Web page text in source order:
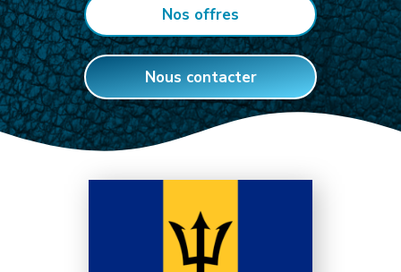
Nos offres
Nous contacter